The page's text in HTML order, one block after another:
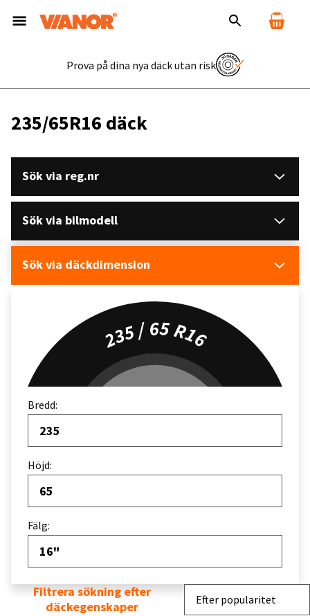
Prova på dina nya däck utan risk
235/65R16 däck
Sök via reg.nr
Sök via bilmodell
Sök via däckdimension
235 / 65 R16
Bredd:
235
Höjd:
65
Fälg:
16"
Sortera efter
Efter popularitet
Filtrera sökning efter
däckegenskaper